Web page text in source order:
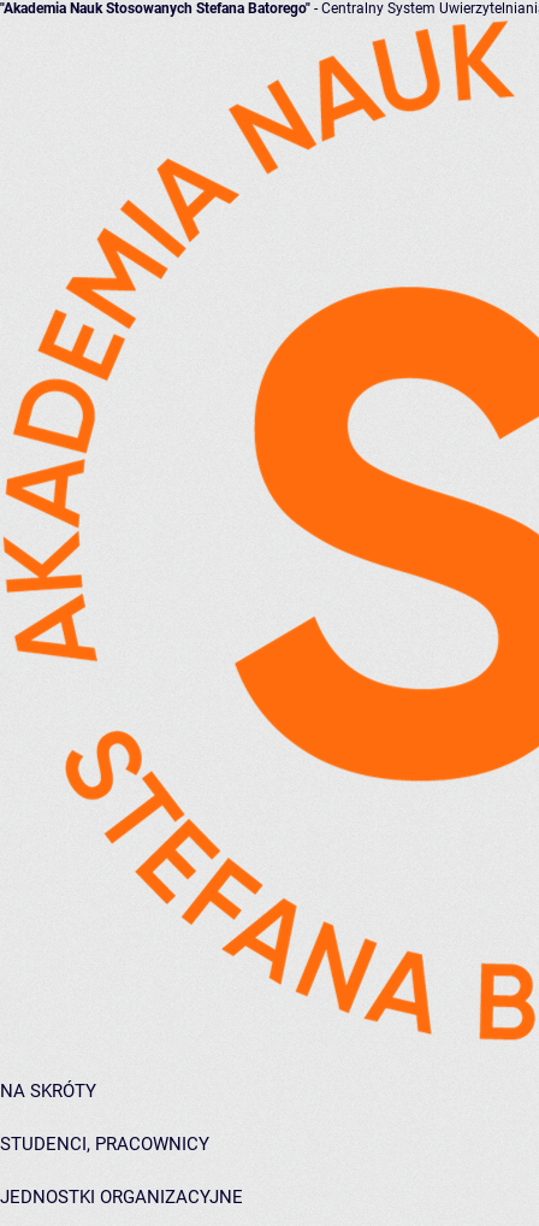
"Akademia Nauk Stosowanych Stefana Batorego" - Centralny System
NA SKRÓTY
STUDENCI, PRACOWNICY
JEDNOSTKI ORGANIZACYJNE